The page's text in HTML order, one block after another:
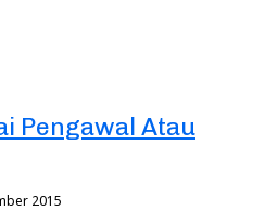
Pengawal Atau
2015